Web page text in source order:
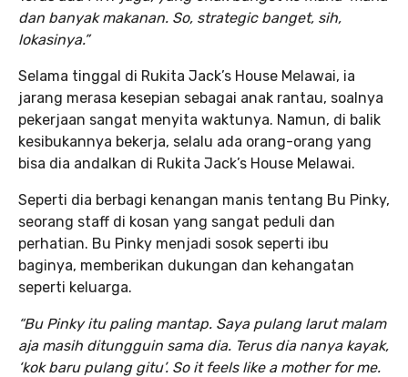
dan banyak makanan. So, strategic banget, sih,
lokasinya.”
Selama tinggal di Rukita Jack’s House Melawai, ia
jarang merasa kesepian sebagai anak rantau, soalnya
pekerjaan sangat menyita waktunya. Namun, di balik
kesibukannya bekerja, selalu ada orang-orang yang
bisa dia andalkan di Rukita Jack’s House Melawai.
Seperti dia berbagi kenangan manis tentang Bu Pinky,
seorang staff di kosan yang sangat peduli dan
perhatian. Bu Pinky menjadi sosok seperti ibu
baginya, memberikan dukungan dan kehangatan
seperti keluarga.
“Bu Pinky itu paling mantap. Saya pulang larut malam
aja masih ditungguin sama dia. Terus dia nanya kayak,
‘kok baru pulang gitu’. So it feels like a mother for me.